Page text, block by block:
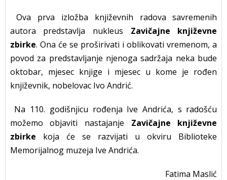
Ova prva izložba književnih radova savremenih
autora predstavlja nukleus Zavičajne književne
zbirke. Ona će se proširivati i oblikovati vremenom, a
povod za predstavljanje njenoga sadržaja neka bude
oktobar, mjesec knjige i mjesec u kome je rođen
književnik, nobelovac Ivo Andrić.
Na 110. godišnjicu rođenja Ive Andrića, s radošću
možemo objaviti nastajanje Zavičajne književne
zbirke koja će se razvijati u okviru Biblioteke
Memorijalnog muzeja Ive Andrića.
Fatima Maslić